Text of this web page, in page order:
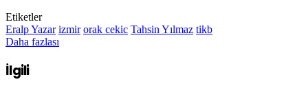
Etiketler
Eralp Yazar izmir orak cekic Tahsin Yılmaz tikb
Daha fazlası
İlgili